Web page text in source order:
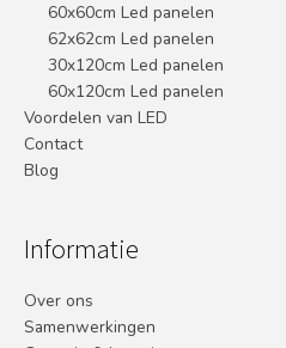
60x60cm Led panelen
62x62cm Led panelen
30x120cm Led panelen
60x120cm Led panelen
Voordelen van LED
Contact
Blog
Informatie
Over ons
Samenwerkingen